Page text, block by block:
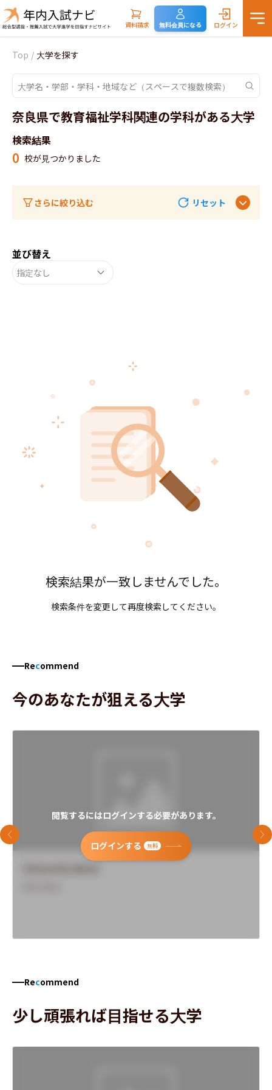
資料請求 無料会員になる ログイン
Top / 大学を探す
奈良県で教育福祉学科関連の学科がある大学
検索結果
0 校が見つかりました
さらに絞り込む リセット
並び替え
指定なし
検索結果が一致しませんでした。
検索条件を変更して再度検索してください。
Recommend
今のあなたが狙える大学
閲覧するにはログインする必要があります。
ログインする 無料
前のスライド 次
Recommend
少し頑張れば目指せる大学